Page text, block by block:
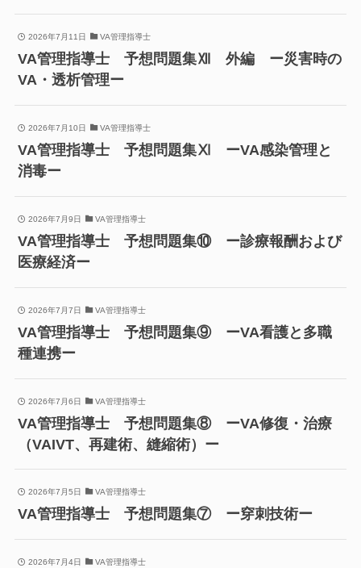
2026年7月11日 VA管理指導士
VA管理指導士 予想問題集Ⅻ 外編 ー災害時の
VA・透析管理ー
2026年7月10日 VA管理指導士
VA管理指導士 予想問題集Ⅺ ーVA感染管理と
消毒ー
2026年7月9日 VA管理指導士
VA管理指導士 予想問題集⑩ ー診療報酬および
医療経済ー
2026年7月7日 VA管理指導士
VA管理指導士 予想問題集⑨ ーVA看護と多職
種連携ー
2026年7月6日 VA管理指導士
VA管理指導士 予想問題集⑧ ーVA修復・治療
（VAIVT、再建術、縫縮術）ー
2026年7月5日 VA管理指導士
VA管理指導士 予想問題集⑦ ー穿刺技術ー
2026年7月4日 VA管理指導士